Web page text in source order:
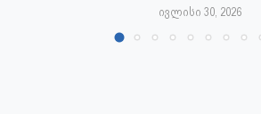
ივლისი 30, 2026